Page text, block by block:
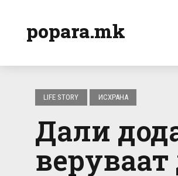
popara.mk
LIFE STORY ИСХРАНА
Дали